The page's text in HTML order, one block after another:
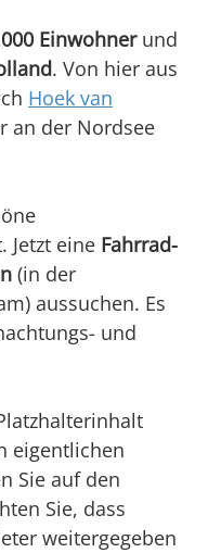
Einwohnerund
. Von hier aus
Hoek van
an der Nordsee
Jetzt eine Fahrrad-
(in der
aussuchen. Es
und
eigentlichen
Sie auf den
Sie, dass
weitergegeben